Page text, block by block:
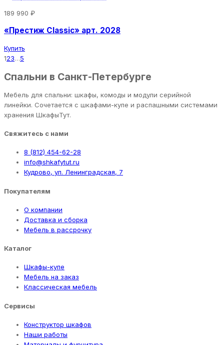
189 990 ₽
«Престиж Classic» арт. 2028
Купить
123…5
Спальни в Санкт-Петербурге
Мебель для спальни: шкафы, комоды и модули серийной
линейки. Сочетается с шкафами-купе и распашными системами
хранения ШкафыТут.
Свяжитесь с нами
8 (812) 454-62-28
info@shkafytut.ru
Кудрово, ул. Ленинградская, 7
Покупателям
О компании
Доставка и сборка
Мебель в рассрочку
Каталог
Шкафы-купе
Мебель на заказ
Классическая мебель
Сервисы
Конструктор шкафов
Наши работы